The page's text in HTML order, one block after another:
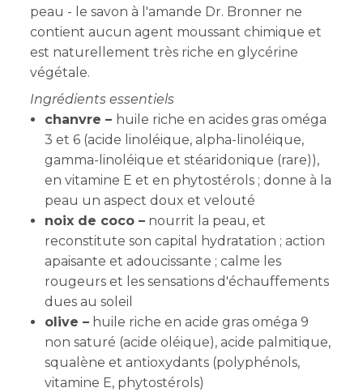
peau - le savon à l'amande Dr. Bronner ne
contient aucun agent moussant chimique et
est naturellement très riche en glycérine
végétale.
Ingrédients essentiels
chanvre – huile riche en acides gras oméga
3 et 6 (acide linoléique, alpha-linoléique,
gamma-linoléique et stéaridonique (rare)),
en vitamine E et en phytostérols ; donne à la
peau un aspect doux et velouté
noix de coco – nourrit la peau, et
reconstitute son capital hydratation ; action
apaisante et adoucissante ; calme les
rougeurs et les sensations d'échauffements
dues au soleil
olive – huile riche en acide gras oméga 9
non saturé (acide oléique), acide palmitique,
squalène et antioxydants (polyphénols,
vitamine E, phytostérols)